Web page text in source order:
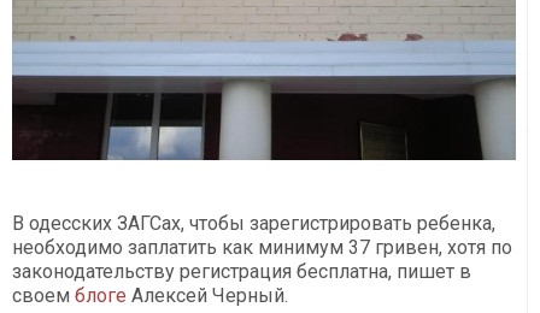
В одесских ЗАГСах, чтобы зарегистрировать ребенка,
необходимо заплатить как минимум 37 гривен, хотя по
законодательству регистрация бесплатна, пишет в
своем блоге Алексей Черный.